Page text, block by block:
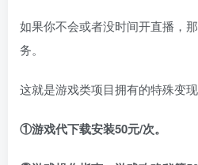
如果你不会或者没时间开直播，
务。
这就是游戏类项目拥有的特殊变现
①游戏代下载安装50元/次。